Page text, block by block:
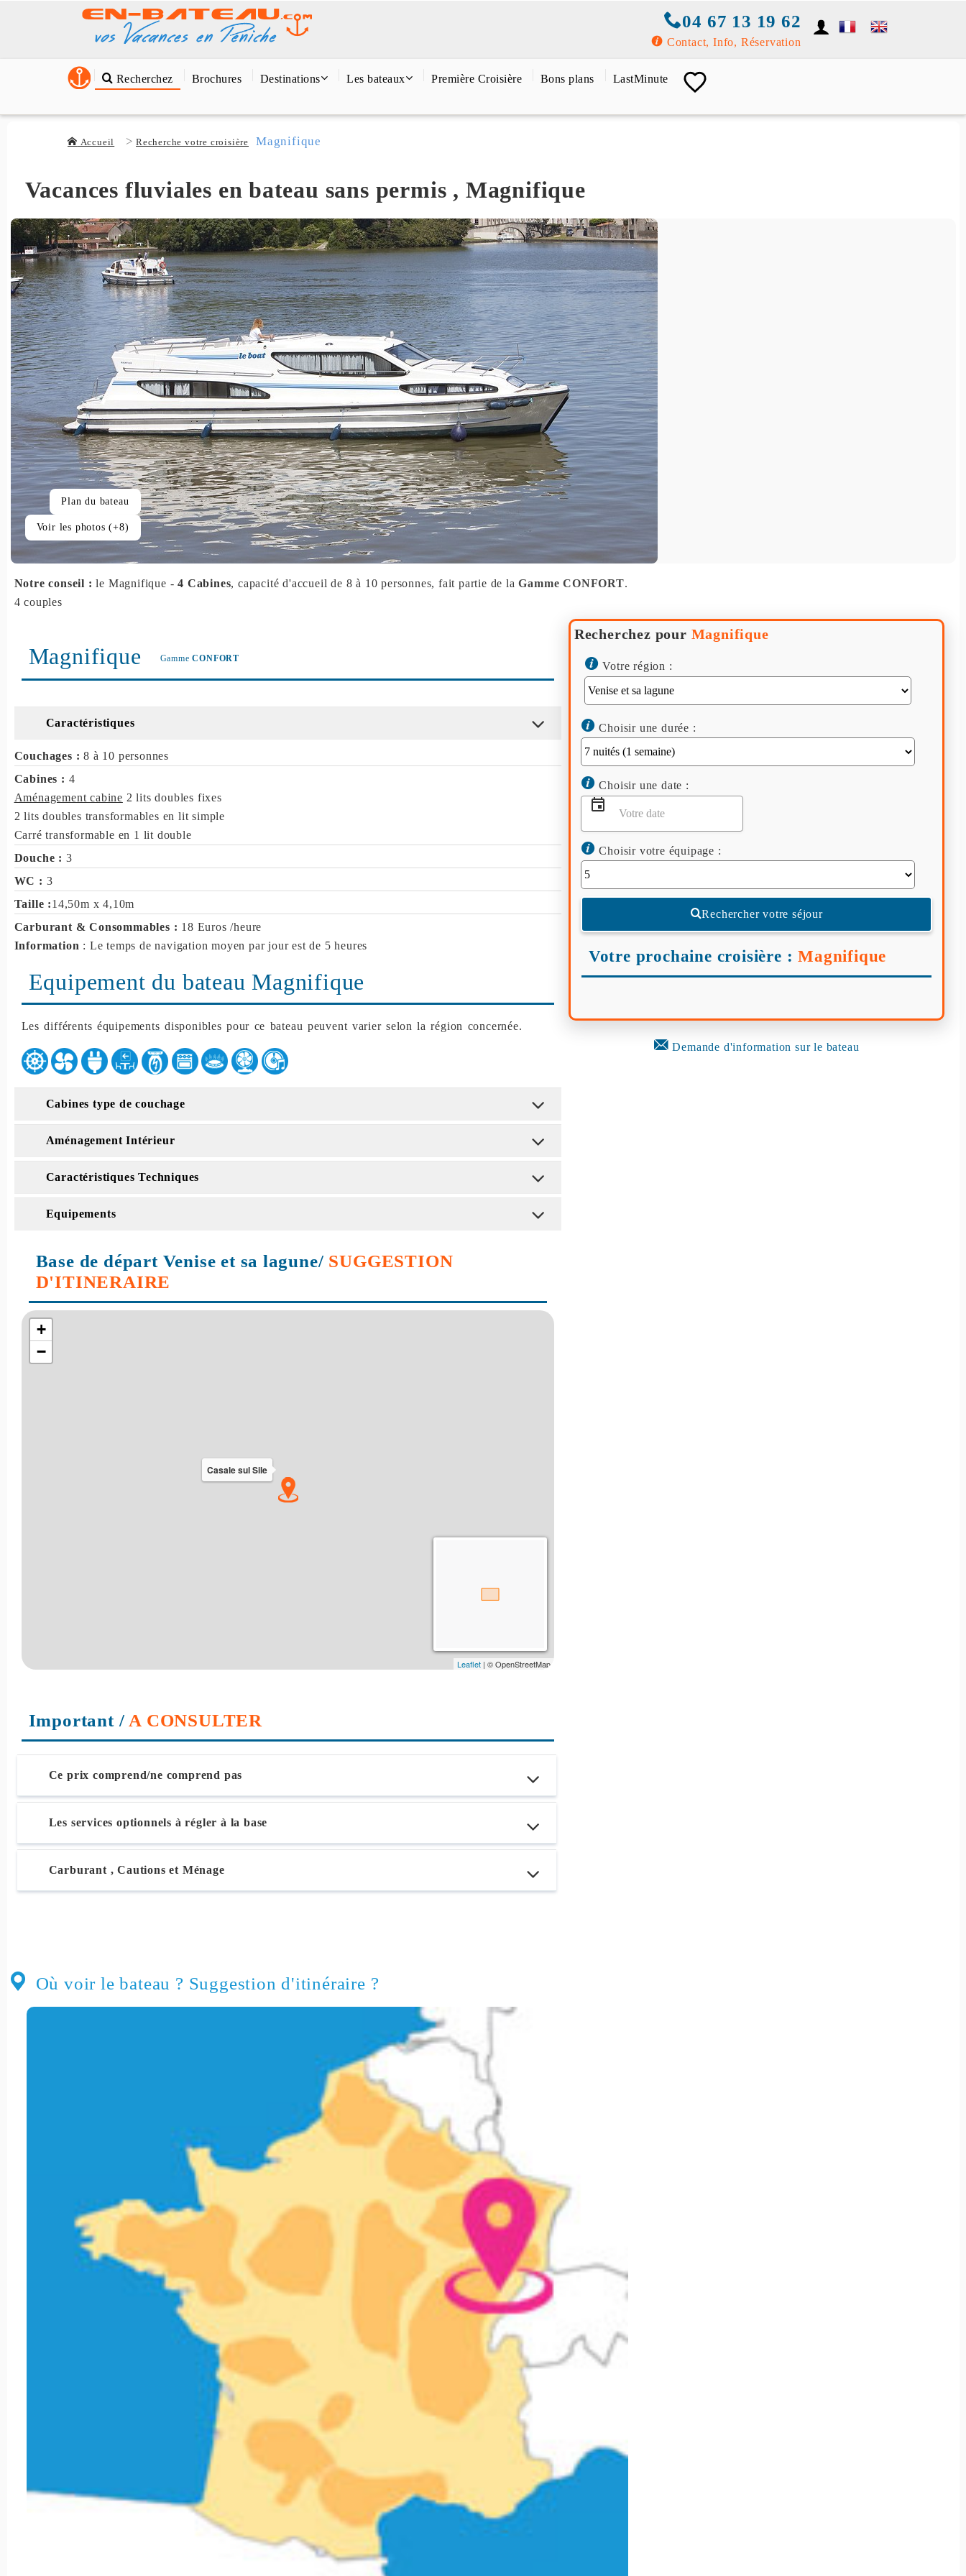
04 67 13 19 62
Contact, Info, Réservation
Recherchez Brochures Destinations Les bateaux Première Croisière Bons plans LastMinute
Accueil Recherche votre croisière Magnifique
Vacances fluviales en bateau sans permis , Magnifique
Plan du bateau
Voir les photos (+8)
Notre conseil :le Magnifique -4 Cabines, capacité d'accueil de 8 à 10 personnes, fait partie de laGamme CONFORT.
4 couples
Magnifique GammeCONFORT
Caractéristiques
Couchages : 8 à 10 personnes
Cabines : 4
Aménagement cabine 2 lits doubles fixes
2 lits doubles transformables en lit simple
Carré transformable en 1 lit double
Douche : 3
WC : 3
Taille :14,50m x 4,10m
Carburant & Consommables : 18 Euros /heure
Information : Le temps de navigation moyen par jour est de 5 heures
Equipement du bateau Magnifique
Les différents équipements disponibles pour ce bateau peuvent varier selon la région concernée.
Cabines type de couchage
Aménagement Intérieur
Caractéristiques Techniques
Equipements
Base de départ Venise et sa lagune/ SUGGESTION
D'ITINERAIRE
Important/ A CONSULTER
Ce prix comprend/ne comprend pas
Les services optionnels à régler à la base
Carburant , Cautions et Ménage
Recherchez pour Magnifique
Votre région :
Choisir une durée :
Choisir une date :
Choisir votre équipage :
Rechercher votre séjour
Votre prochaine croisière :Magnifique
Demande d'information sur le bateau
Où voir le bateau ? Suggestion d'itinéraire ?